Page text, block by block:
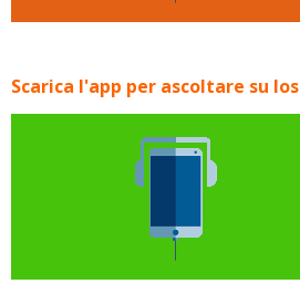
Scarica l'app per ascoltare su Ios